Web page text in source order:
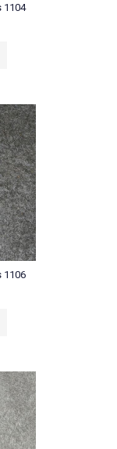
1104
1106